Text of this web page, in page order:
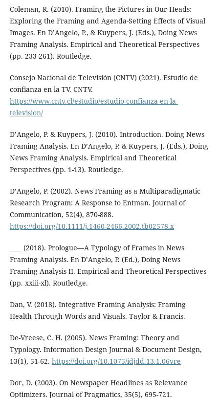
Coleman, R. (2010). Framing the Pictures in Our Heads:
Exploring the Framing and Agenda-Setting Effects of Visual
Images. En D’Angelo, P., & Kuypers, J. (Eds.), Doing News
Framing Analysis. Empirical and Theoretical Perspectives
(pp. 233-261). Routledge.
Consejo Nacional de Televisión (CNTV) (2021). Estudio de
confianza en la TV. CNTV.
https://www.cntv.cl/estudio/estudio-confianza-en-la-
television/
D’Angelo, P. & Kuypers, J. (2010). Introduction. Doing News
Framing Analysis. En D’Angelo, P. & Kuypers, J. (Eds.), Doing
News Framing Analysis. Empirical and Theoretical
Perspectives (pp. 1-13). Routledge.
D’Angelo, P. (2002). News Framing as a Multiparadigmatic
Research Program: A Response to Entman. Journal of
Communication, 52(4), 870-888.
https://doi.org/10.1111/j.1460-2466.2002.tb02578.x
____ (2018). Prologue—A Typology of Frames in News
Framing Analysis. En D’Angelo, P. (Ed.), Doing News
Framing Analysis II. Empirical and Theoretical Perspectives
(pp. xxiii-xl). Routledge.
Dan, V. (2018). Integrative Framing Analysis: Framing
Health Through Words and Visuals. Taylor & Francis.
De-Vreese, C. H. (2005). News Framing: Theory and
Typology. Information Design Journal & Document Design,
13(1), 51-62. https://doi.org/10.1075/idjdd.13.1.06vre
Dor, D. (2003). On Newspaper Headlines as Relevance
Optimizers. Journal of Pragmatics, 35(5), 695-721.